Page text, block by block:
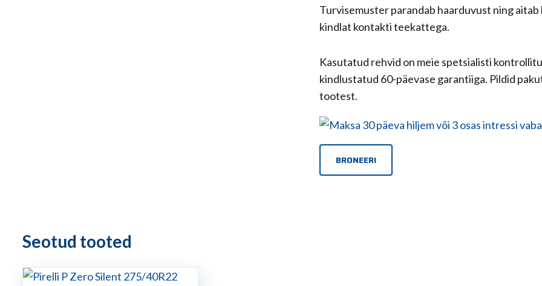
Turvisemuster parandab haarduvust ning aitab
kindlat kontakti teekattega.
Kasutatud rehvid on meie spetsialisti
kindlustatud 60-päevase garantiiga. Pildid
tootest.
BRONEERI
Seotud tooted